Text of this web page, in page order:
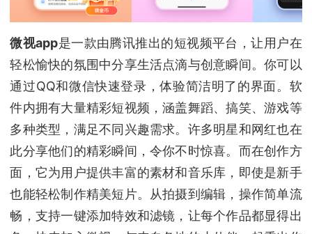
微视app是一款由腾讯推出的短视频平台，让用户在
轻松愉快的氛围中分享生活点滴与创意瞬间。你可以
通过QQ和微信快速登录，体验简洁明了的界面。软
件内拥有大量精彩短视频，涵盖舞蹈、搞笑、游戏等
多种类型，满足不同兴趣需求。许多明星和网红也在
此分享他们的精彩瞬间，令你不时惊喜。而在创作方
面，它为用户提供丰富的素材和音乐库，即使是新手
也能轻松制作精美短片。从拍摄到编辑，操作简单流
畅，支持一键添加特效和滤镜，让每个作品都显得出